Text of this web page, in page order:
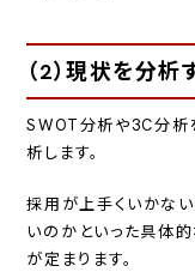
（2）現状を分析
SWOT分析や3C分析
析します。
採用が上手くいかな
いのかといった具体
が定まります。